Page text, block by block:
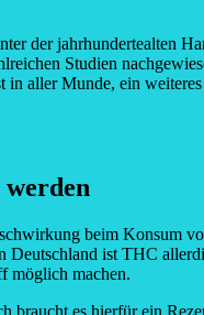
der jahrhundertealten
Studien
aller Munde, ein
beim Konsum
ist THC
möglich machen.
es hierfür ein